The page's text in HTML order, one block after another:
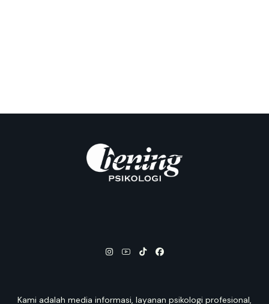
Kami adalah media informasi, layanan psikologi profesional,